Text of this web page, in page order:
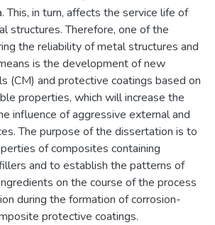
This, in turn, affects the service life of
structures. Therefore, one of the
the reliability of metal structures and
is the development of new
(CM) and protective coatings based on
properties, which will increase the
influence of aggressive external and
The purpose of the dissertation is to
of composites containing
and to establish the patterns of
on the course of the process
during the formation of corrosion-
protective coatings.